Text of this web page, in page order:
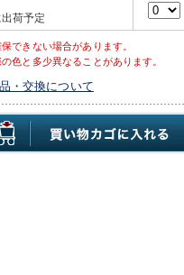
荷予定
できない場合があります。
色と多少異なることがあります。
・交換について